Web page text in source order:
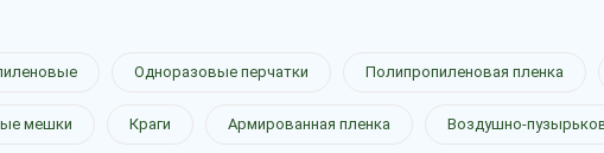
Одноразовые перчатки Полипропиленовая пленка
мешки Краги Армированная пленка Воздушно-